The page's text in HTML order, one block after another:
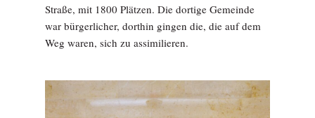
Straße, mit 1800 Plätzen. Die dortige Gemeinde
war bürgerlicher, dorthin gingen die, die auf dem
Weg waren, sich zu assimilieren.